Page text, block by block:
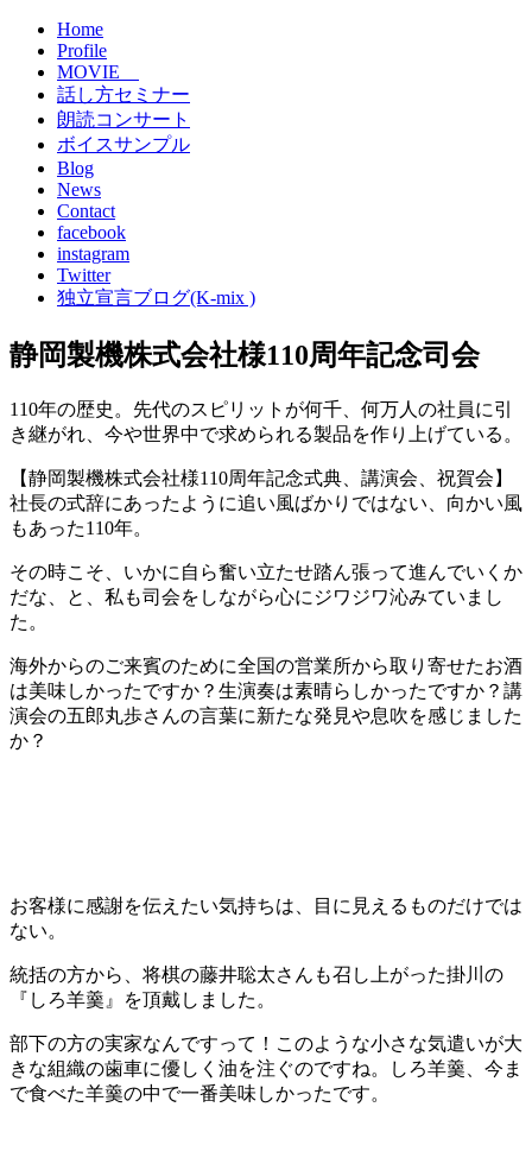
Home
Profile
MOVIE
話し方セミナー
朗読コンサート
ボイスサンプル
Blog
News
Contact
facebook
instagram
Twitter
独立宣言ブログ(K-mix )
静岡製機株式会社様110周年記念司会
110年の歴史。先代のスピリットが何千、何万人の社員に引
き継がれ、今や世界中で求められる製品を作り上げている。
【静岡製機株式会社様110周年記念式典、講演会、祝賀会】
社長の式辞にあったように追い風ばかりではない、向かい風
もあった110年。
その時こそ、いかに自ら奮い立たせ踏ん張って進んでいくか
だな、と、私も司会をしながら心にジワジワ沁みていまし
た。
海外からのご来賓のために全国の営業所から取り寄せたお酒
は美味しかったですか？生演奏は素晴らしかったですか？講
演会の五郎丸歩さんの言葉に新たな発見や息吹を感じました
か？
お客様に感謝を伝えたい気持ちは、目に見えるものだけでは
ない。
統括の方から、将棋の藤井聡太さんも召し上がった掛川の
『しろ羊羹』を頂戴しました。
部下の方の実家なんですって！このような小さな気遣いが大
きな組織の歯車に優しく油を注ぐのですね。しろ羊羹、今ま
で食べた羊羹の中で一番美味しかったです。